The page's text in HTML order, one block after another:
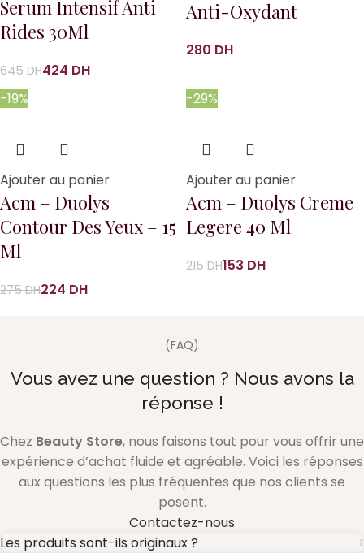
Serum Intensif Anti
Rides 30Ml
645DH424 DH
Anti-Oxydant
DH
-19%
Ajouter au panier
Acm – Duolys
Contour Des Yeux – 15
Ml
275DH224 DH
-29%
Ajouter au panier
Acm – Duolys Creme
Legere 40 Ml
215DH153 DH
(FAQ)
Vous avez une question ? Nous avons la
réponse !
Chez Beauty Store, nous faisons tout pour vous offrir une
expérience d’achat fluide et agréable. Voici les réponses
aux questions les plus fréquentes que nos clients se
posent.
Contactez-nous
Les produits sont-ils originaux ?